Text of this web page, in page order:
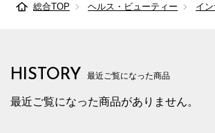
総合TOP ヘルス・ビューティー イ
HISTORY 最近ご覧になった商品
最近ご覧になった商品がありません。